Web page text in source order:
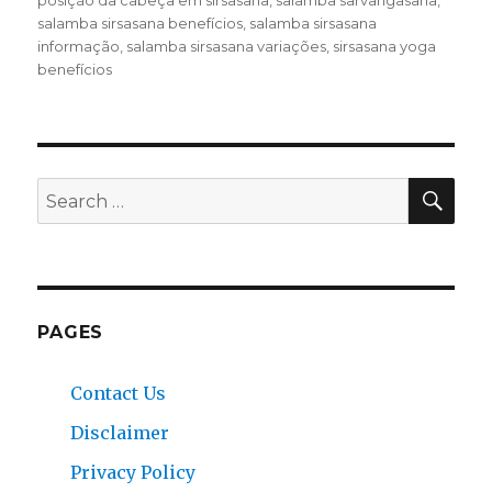
salamba sirsasana benefícios, salamba sirsasana
informação, salamba sirsasana variações, sirsasana yoga
benefícios
Search
for:
PAGES
Contact Us
Disclaimer
Privacy Policy